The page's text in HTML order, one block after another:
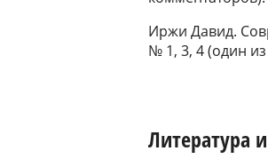
Иржи Давид.
№ 1, 3, 4 (один
Литература